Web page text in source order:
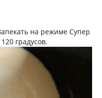
на режиме Супер
градусов.